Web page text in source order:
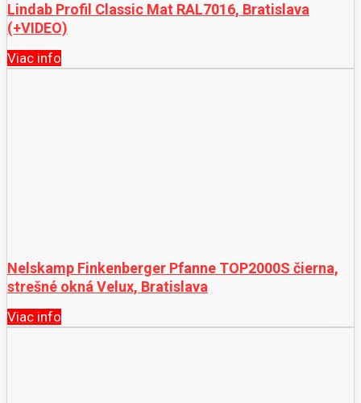
Lindab Profil Classic Mat RAL7016, Bratislava
(+VIDEO)
Viac info
Nelskamp Finkenberger Pfanne TOP2000S čierna,
strešné okná Velux, Bratislava
Viac info